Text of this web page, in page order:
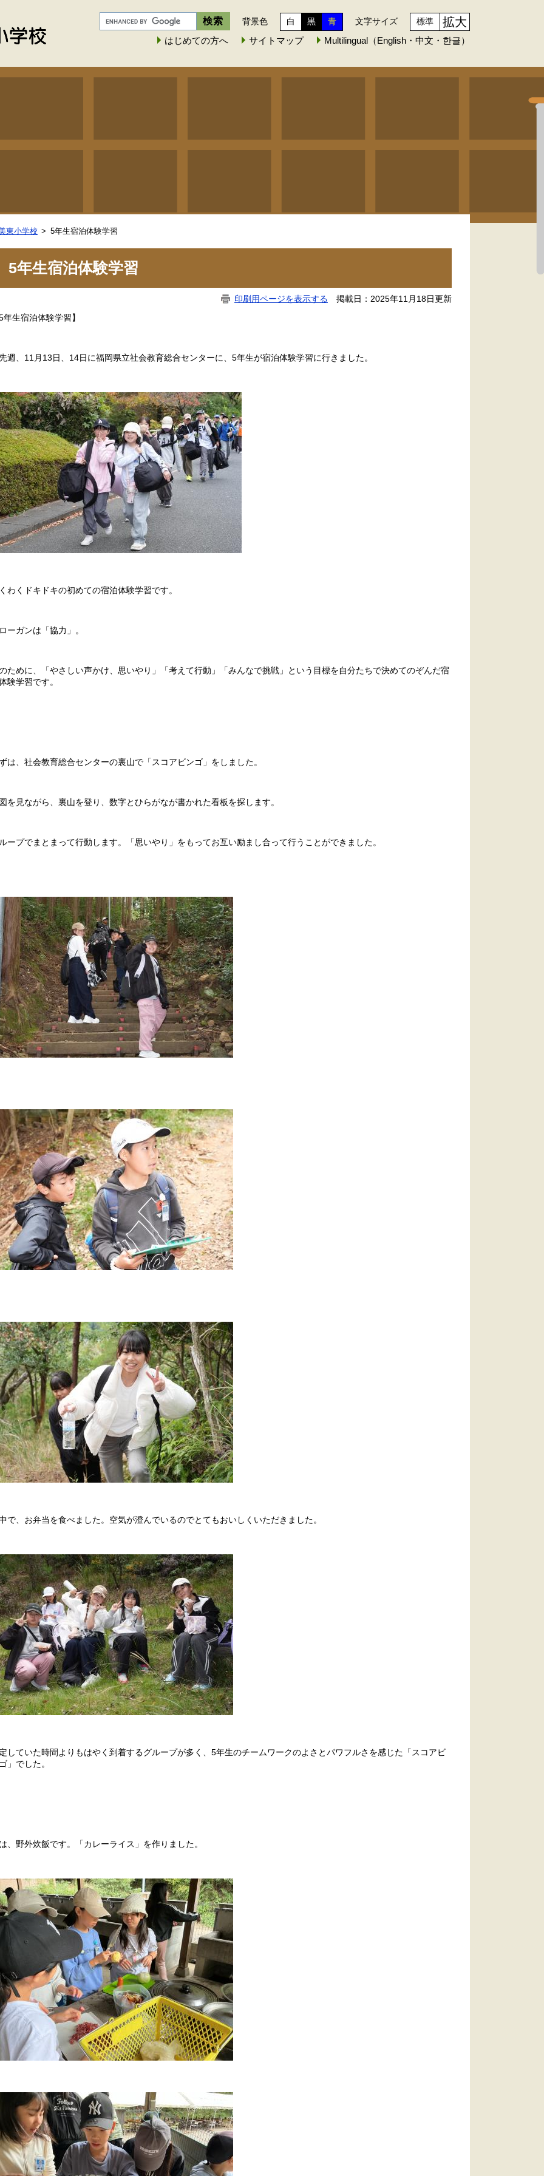
背景色 白 黒 青 文字サイズ 標準 拡大
はじめての方へ サイトマップ Multilingual（English・中文・한글）
東小学校 5年生宿泊体験学習
5年生宿泊体験学習
印刷用ページを表示する 掲載日：2025年11月18日更新
年生宿泊体験学習】
、11月13日、14日に福岡県立社会教育総合センターに、5年生が宿泊体験学習に行きました。
わくドキドキの初めての宿泊体験学習です。
ーガンは「協力」。
ために、「やさしい声かけ、思いやり」「考えて行動」「みんなで挑戦」という目標を自分たちで決めてのぞんだ宿
験学習です。
は、社会教育総合センターの裏山で「スコアビンゴ」をしました。
を見ながら、裏山を登り、数字とひらがなが書かれた看板を探します。
ープでまとまって行動します。「思いやり」をもってお互い励まし合って行うことができました。
で、お弁当を食べました。空気が澄んでいるのでとてもおいしくいただきました。
していた時間よりもはやく到着するグループが多く、5年生のチームワークのよさとパワフルさを感じた「スコアビ
」でした。
、野外炊飯です。「カレーライス」を作りました。